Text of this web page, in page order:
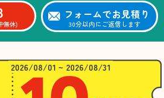
心のこもったサービスを
ありがとうございまし
た。
無休)
フォームでお見積り
30分以内にご返信します
2026/08/01 ~ 2026/08/31